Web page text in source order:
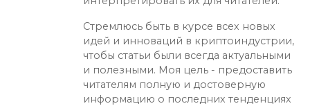
Стремлюсь быть в курсе всех новых
идей и инноваций в криптоиндустрии,
чтобы статьи были всегда актуальными
и полезными. Моя цель - предоставить
читателям полную и достоверную
информацию о последних тенденциях